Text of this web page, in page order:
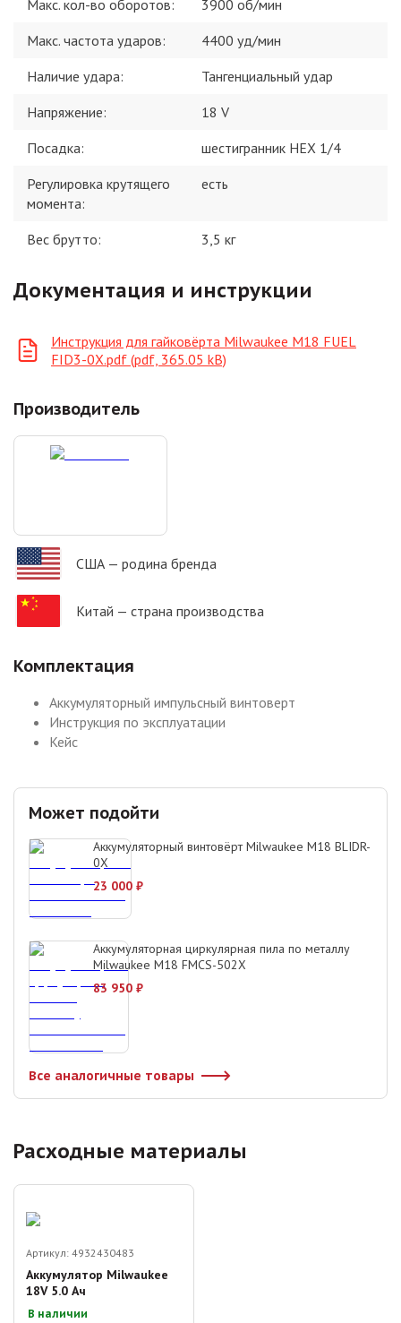
Макс. кол-во оборотов:
3900 об/мин
Макс. частота ударов:
4400 уд/мин
Наличие удара:
Тангенциальный удар
Напряжение:
18 V
Посадка:
шестигранник HEX 1/4
Регулировка крутящего
момента:
есть
Вес брутто: 3,5 кг
Документация и инструкции
Инструкция для гайковёрта Milwaukee M18 FUEL
FID3-0X.pdf (pdf, 365.05 kB)
Производитель
США — родина бренда
Китай — страна производства
Комплектация
Аккумуляторный импульсный винтоверт
Инструкция по эксплуатации
Кейс
Может подойти
Аккумуляторный винтовёрт Milwaukee M18 BLIDR-
0X
23 000 ₽
Аккумуляторная циркулярная пила по металлу
Milwaukee M18 FMCS-502X
83 950 ₽
Все аналогичные товары
Расходные материалы
Артикул: 4932430483
Аккумулятор Milwaukee
18V 5.0 Ач
В наличии